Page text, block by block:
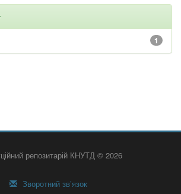
1
репозитарій КНУТД © 2026
Зворотний зв’язок